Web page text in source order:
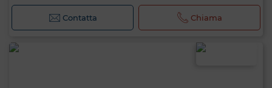
Contatta Chiama